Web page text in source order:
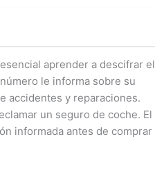
aprender a descifrar el
le informa sobre su
accidentes y reparaciones.
un seguro de coche. El
informada antes de comprar